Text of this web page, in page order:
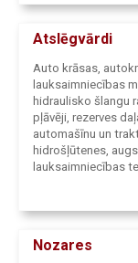
var iegādāties
klāstā pieejamas
Atslēgvārdi
Auto krāsas,
lauksaimniecības
hidraulisko šlangu
pļāvēji, rezerves
automašīnu un
hidrošļūtenes,
lauksaimniecības
autokrāsas,
daļas, autokrāsas,
Nozares